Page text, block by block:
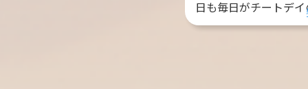
日も毎日がチートデイ